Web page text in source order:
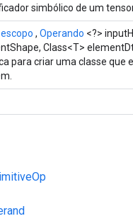
simbólico de um
, Operando <?>
Class<T>
para criar uma classe que